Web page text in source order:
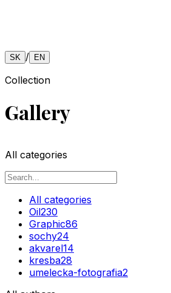
SK / EN
Collection
Gallery
All categories
All categories
Oil230
Graphic86
sochy24
akvarel14
kresba28
umelecka-fotografia2